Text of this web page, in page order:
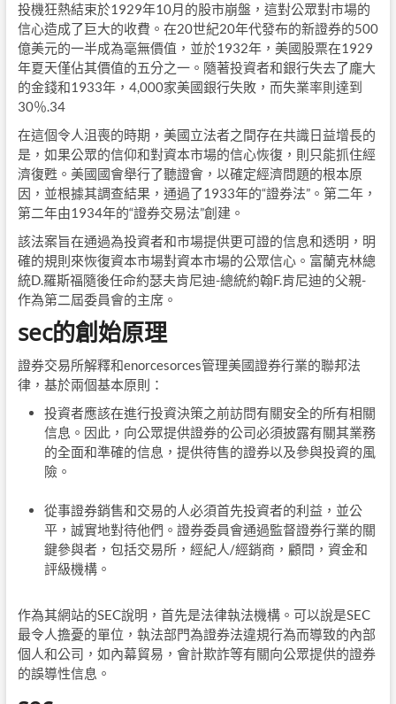
投機狂熱結束於1929年10月的股市崩盤，這對公眾對市場的
信心造成了巨大的收費。在20世紀20年代發布的新證券的500
億美元的一半成為毫無價值，並於1932年，美國股票在1929
年夏天僅佔其價值的五分之一。隨著投資者和銀行失去了龐大
的金錢和1933年，4,000家美國銀行失敗，而失業率則達到
30％.34
在這個令人沮喪的時期，美國立法者之間存在共識日益增長的
是，如果公眾的信仰和對資本市場的信心恢復，則只能抓住經
濟復甦。美國國會舉行了聽證會，以確定經濟問題的根本原
因，並根據其調查結果，通過了1933年的“證券法”。第二年，
第二年由1934年的“證券交易法”創建。
該法案旨在通過為投資者和市場提供更可證的信息和透明，明
確的規則來恢復資本市場對資本市場的公眾信心。富蘭克林總
統D.羅斯福隨後任命約瑟夫肯尼迪-總統約翰F.肯尼迪的父親-
作為第二屆委員會的主席。
sec的創始原理
證券交易所解釋和enorcesorces管理美國證券行業的聯邦法
律，基於兩個基本原則：
投資者應該在進行投資決策之前訪問有關安全的所有相關
信息。因此，向公眾提供證券的公司必須披露有關其業務
的全面和準確的信息，提供待售的證券以及參與投資的風
險。
從事證券銷售和交易的人必須首先投資者的利益，並公
平，誠實地對待他們。證券委員會通過監督證券行業的關
鍵參與者，包括交易所，經紀人/經銷商，顧問，資金和
評級機構。
作為其網站的SEC說明，首先是法律執法機構。可以說是SEC
最令人擔憂的單位，執法部門為證券法違規行為而導致的內部
個人和公司，如內幕貿易，會計欺詐等有關向公眾提供的證券
的誤導性信息。